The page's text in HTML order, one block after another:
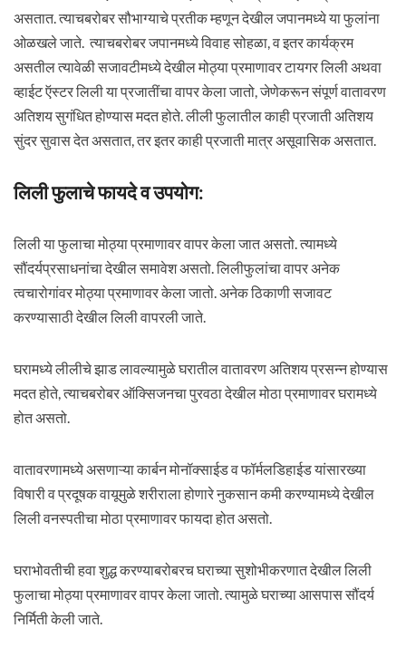
असतात. त्याचबरोबर सौभाग्याचे प्रतीक म्हणून देखील जपानमध्ये या फुलांना
ओळखले जाते. त्याचबरोबर जपानमध्ये विवाह सोहळा, व इतर कार्यक्रम
असतील त्यावेळी सजावटीमध्ये देखील मोठ्या प्रमाणावर टायगर लिली अथवा
व्हाईट ऍस्टर लिली या प्रजातींचा वापर केला जातो, जेणेकरून संपूर्ण वातावरण
अतिशय सुगंधित होण्यास मदत होते. लीली फुलातील काही प्रजाती अतिशय
सुंदर सुवास देत असतात, तर इतर काही प्रजाती मात्र असूवासिक असतात.
लिली फुलाचे फायदे व उपयोग:
लिली या फुलाचा मोठ्या प्रमाणावर वापर केला जात असतो. त्यामध्ये
सौंदर्यप्रसाधनांचा देखील समावेश असतो. लिलीफुलांचा वापर अनेक
त्वचारोगांवर मोठ्या प्रमाणावर केला जातो. अनेक ठिकाणी सजावट
करण्यासाठी देखील लिली वापरली जाते.
घरामध्ये लीलीचे झाड लावल्यामुळे घरातील वातावरण अतिशय प्रसन्न होण्यास
मदत होते, त्याचबरोबर ऑक्सिजनचा पुरवठा देखील मोठा प्रमाणावर घरामध्ये
होत असतो.
वातावरणामध्ये असणाऱ्या कार्बन मोनॉक्साईड व फॉर्मलडिहाईड यांसारख्या
विषारी व प्रदूषक वायूमुळे शरीराला होणारे नुकसान कमी करण्यामध्ये देखील
लिली वनस्पतीचा मोठा प्रमाणावर फायदा होत असतो.
घराभोवतीची हवा शुद्ध करण्याबरोबरच घराच्या सुशोभीकरणात देखील लिली
फुलाचा मोठ्या प्रमाणावर वापर केला जातो. त्यामुळे घराच्या आसपास सौंदर्य
निर्मिती केली जाते.